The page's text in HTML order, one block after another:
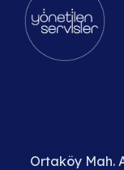
Ortaköy Mah.